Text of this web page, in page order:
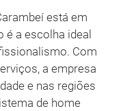
está em
é a escolha ideal
Com
a empresa
e nas regiões
de home